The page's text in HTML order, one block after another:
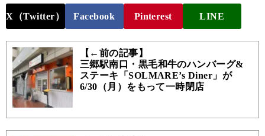
X（Twitter） Facebook Pinterest LINE
【←前の記事】
三郷駅南口・黒毛和牛のハンバーグ&
ステーキ「SOLMARE’s Diner」が
6/30（月）をもって一時閉店